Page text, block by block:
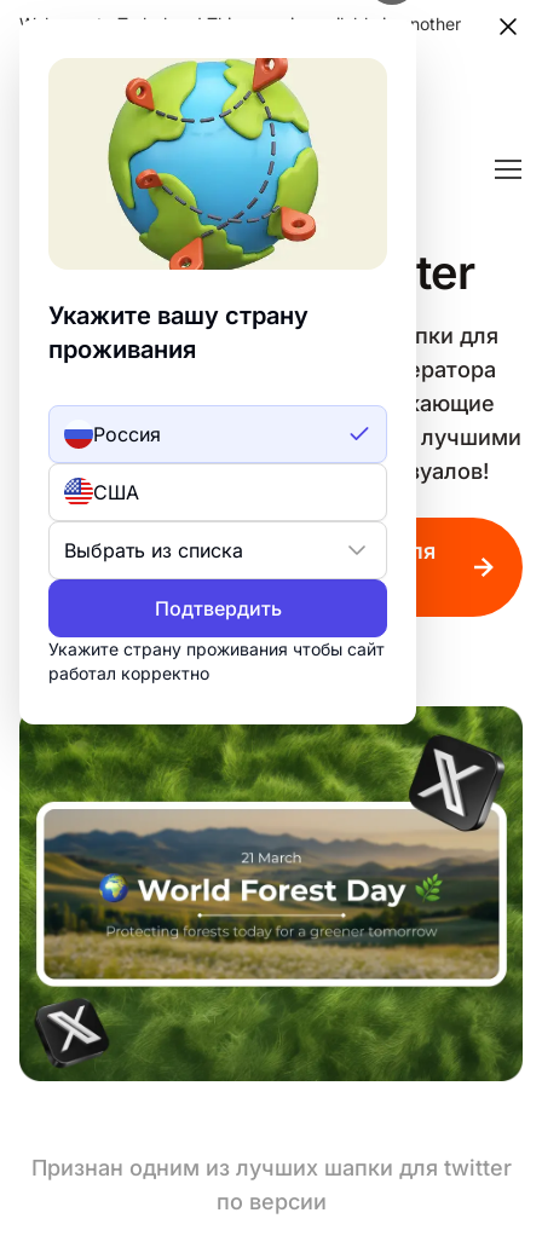
Укажите вашу страну
проживания
Россия
США
Выбрать из списка
Подтвердить
Укажите страну проживания чтобы сайт
работал корректно
Welcome to Turbologo! This page is available in another
Confirm
Шапки для Twitter
Легко создавайте уникальные Шапки для
Twitter с помощью шаблонов генератора
Turbologo. 🎨 Создавайте привлекающие
внимание дизайны и выделяйтесь с лучшими
инструментами для создания визуалов!
Создавайте стильные посты для
соцсетей
Признан одним из лучших шапки для twitter
по версии